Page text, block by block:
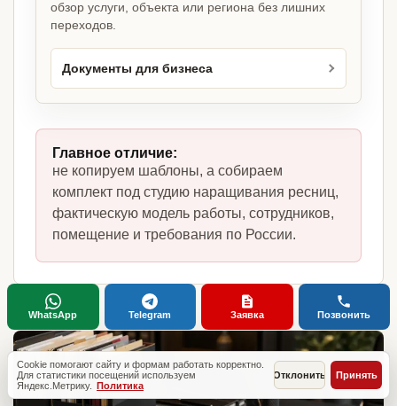
обзор услуги, объекта или региона без лишних
переходов.
Документы для бизнеса
Главное отличие:
не копируем шаблоны, а собираем
комплект под студию наращивания ресниц,
фактическую модель работы, сотрудников,
помещение и требования по России.
Cookie помогают сайту и формам работать корректно.
Для статистики посещений используем
Яндекс.Метрику. Политика
Отклонить Принять
WhatsApp Telegram Заявка Позвонить